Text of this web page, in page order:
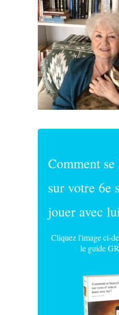
Comment
sur votre 6e
jouer avec
Cliquez l'image ci-
le guide